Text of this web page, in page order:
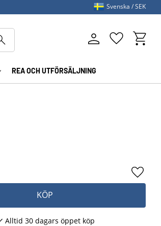
REA OCH UTFÖRSÄLJNING
Favoriter
Svenska SEK
KÖP
Lägg
Alltid 30 dagars öppet köp